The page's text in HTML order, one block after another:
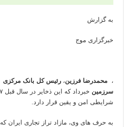
به گزارش
خبرگزاری موج
،محمدرضا فرزین،رئیس کل بانک مرکزی
سرزمین
شرایطی امن و یقین قرار دارد.